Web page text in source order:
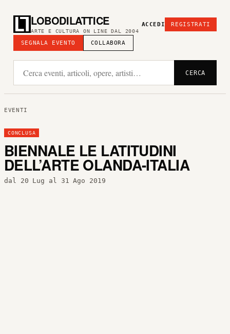
LOBODILATTICE
ARTE E CULTURA ON LINE DAL 2004
SEGNALA EVENTO COLLABORA
ACCEDI REGISTRATI
CERCA
EVENTI
CONCLUSA
BIENNALE LE LATITUDINI
DELL’ARTE OLANDA-ITALIA
dal 20 Lug al 31 Ago 2019